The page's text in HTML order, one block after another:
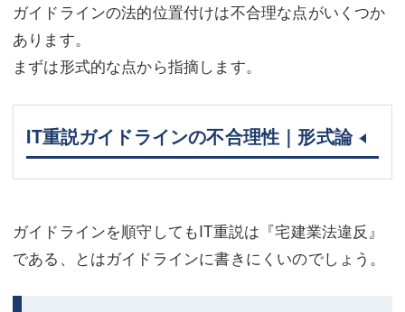
ガイドラインの法的位置付けは不合理な点がいくつか
あります。
まずは形式的な点から指摘します。
IT重説ガイドラインの不合理性｜形式論
ガイドラインを順守してもIT重説は『宅建業法違反』
である、とはガイドラインに書きにくいのでしょう。